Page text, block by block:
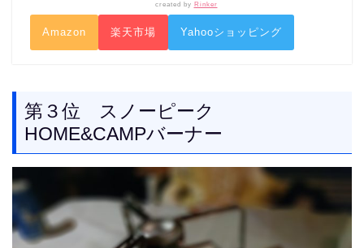
created by Rinker
Amazon 楽天市場 Yahooショッピング
第３位 スノーピーク
HOME&CAMPバーナー